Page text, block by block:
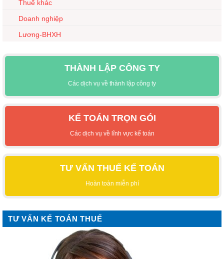
Thuế khác
Doanh nghiệp
Lương-BHXH
THÀNH LẬP CÔNG TY
Các dịch vụ về thành lập công ty
KẾ TOÁN TRỌN GÓI
Các dịch vụ về lĩnh vực kế toán
TƯ VẤN THUẾ KẾ TOÁN
Hoàn toàn miễn phí
TƯ VẤN KẾ TOÁN THUẾ